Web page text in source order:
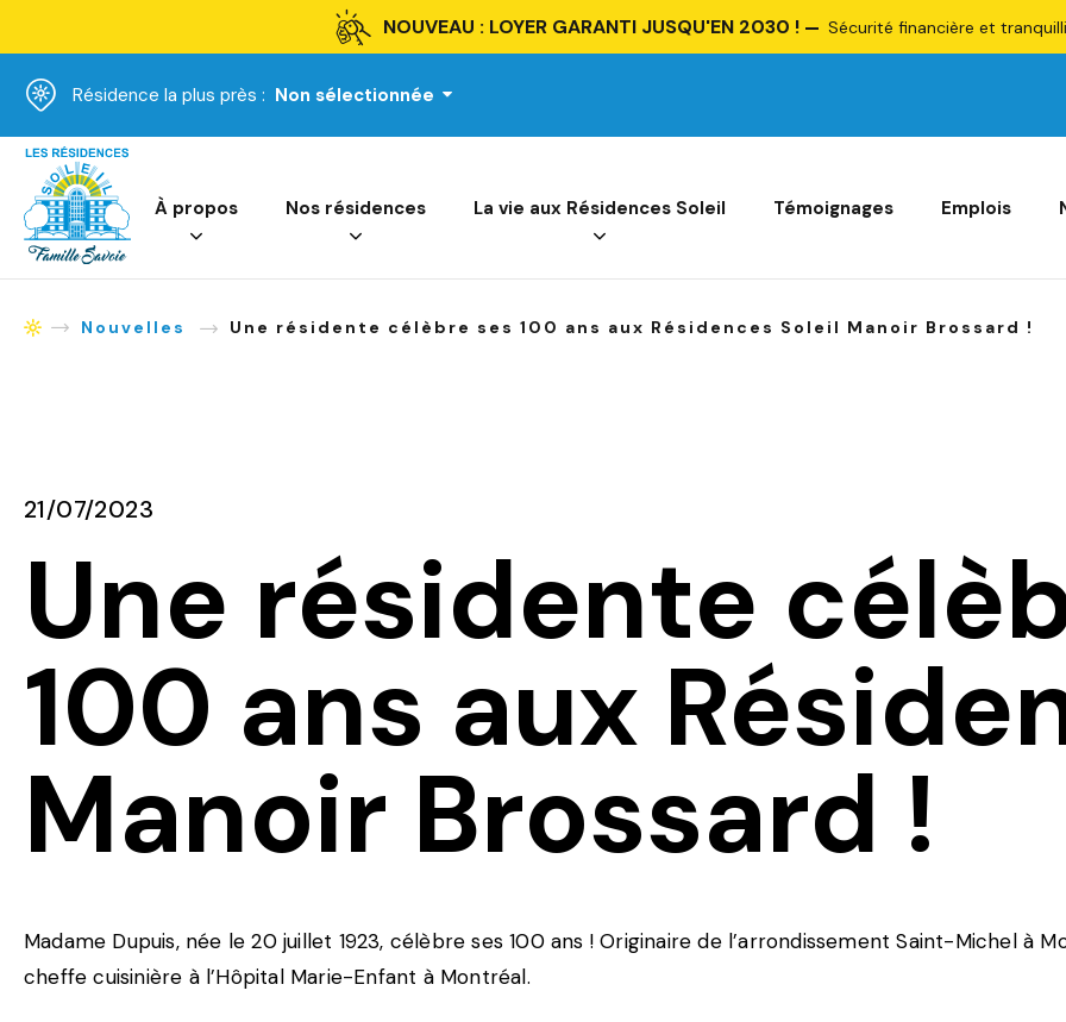
NOUVEAU : LOYER GARANTI JUSQU'EN 2030 ! Sécurité financière et
Résidence la plus près : Non sélectionnée
Accueil
À propos Nos résidences La vie aux Résidences Soleil Témoignages Emplois
AccueilNouvelles Une résidente célèbre ses 100 ans aux Résidences Soleil Manoir Brossard !
21/07/2023
Une résidente
100 ans aux
Manoir Brossard !
Madame Dupuis, née le 20 juillet 1923, célèbre ses 100 ans ! Originaire de l’arrondissement Saint-Michel à
cheffe cuisinière à l’Hôpital Marie-Enfant à Montréal.